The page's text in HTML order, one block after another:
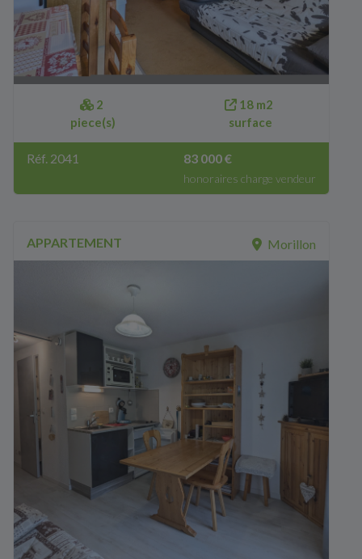
2
piece(s)
18 m2
surface
Réf. 2041 83 000 €
honoraires charge vendeur
APPARTEMENT Morillon